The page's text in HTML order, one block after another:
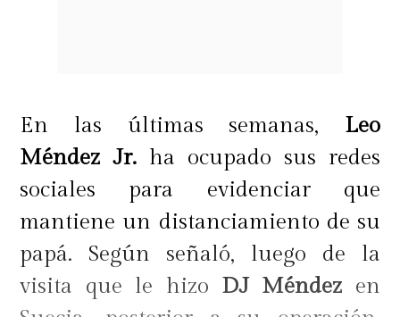
En las últimas semanas, Leo
Méndez Jr. ha ocupado sus redes
sociales para evidenciar que
mantiene un distanciamiento de su
papá. Según señaló, luego de la
visita que le hizo DJ Méndez en